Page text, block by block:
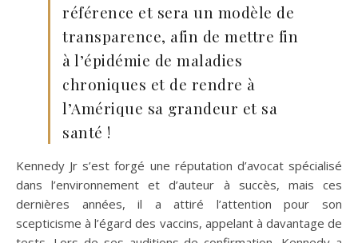
référence et sera un modèle de
transparence, afin de mettre fin
à l’épidémie de maladies
chroniques et de rendre à
l’Amérique sa grandeur et sa
santé !
Kennedy Jr s’est forgé une réputation d’avocat spécialisé
dans l’environnement et d’auteur à succès, mais ces
dernières années, il a attiré l’attention pour son
scepticisme à l’égard des vaccins, appelant à davantage de